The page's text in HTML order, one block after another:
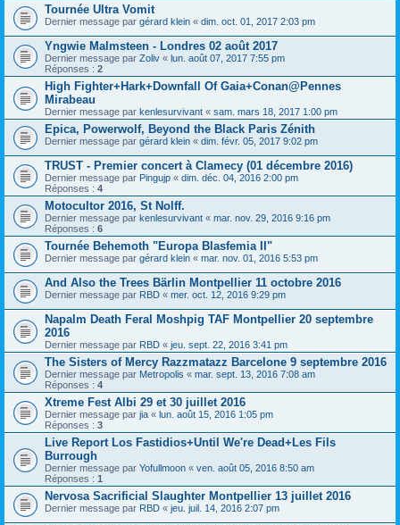
Tournée Ultra Vomit
Dernier message par gérard klein « dim. oct. 01, 2017 2:03 pm
Yngwie Malmsteen - Londres 02 août 2017
Dernier message par Zoliv « lun. août 07, 2017 7:55 pm
Réponses : 2
High Fighter+Hark+Downfall Of Gaia+Conan@Pennes
Mirabeau
Dernier message par kenlesurvivant « sam. mars 18, 2017 1:00 pm
Epica, Powerwolf, Beyond the Black Paris Zénith
Dernier message par gérard klein « dim. févr. 05, 2017 9:02 pm
TRUST - Premier concert à Clamecy (01 décembre 2016)
Dernier message par Pingujp « dim. déc. 04, 2016 2:00 pm
Réponses : 4
Motocultor 2016, St Nolff.
Dernier message par kenlesurvivant « mar. nov. 29, 2016 9:16 pm
Réponses : 6
Tournée Behemoth "Europa Blasfemia II"
Dernier message par gérard klein « mar. nov. 01, 2016 5:53 pm
And Also the Trees Bärlin Montpellier 11 octobre 2016
Dernier message par RBD « mer. oct. 12, 2016 9:29 pm
Napalm Death Feral Moshpig TAF Montpellier 20 septembre
2016
Dernier message par RBD « jeu. sept. 22, 2016 3:41 pm
The Sisters of Mercy Razzmatazz Barcelone 9 septembre 2016
Dernier message par Metropolis « mar. sept. 13, 2016 7:08 am
Réponses : 4
Xtreme Fest Albi 29 et 30 juillet 2016
Dernier message par jia « lun. août 15, 2016 1:05 pm
Réponses : 3
Live Report Los Fastidios+Until We're Dead+Les Fils
Burrough
Dernier message par Yofullmoon « ven. août 05, 2016 8:50 am
Réponses : 1
Nervosa Sacrificial Slaughter Montpellier 13 juillet 2016
Dernier message par RBD « jeu. juil. 14, 2016 2:07 pm